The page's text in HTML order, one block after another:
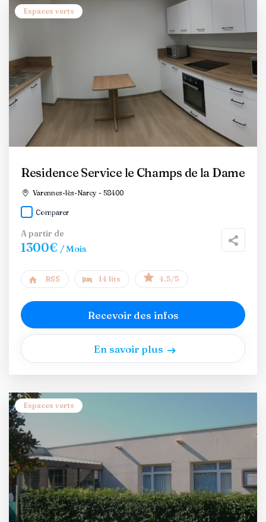
Espaces verts
Residence Service le Champs de la Dame
Varennes-lès-Narcy - 58400
Comparer
A partir de
1300€ / Mois
RSS 14 lits 4.5/5
Recevoir des infos
En savoir plus
Espaces verts